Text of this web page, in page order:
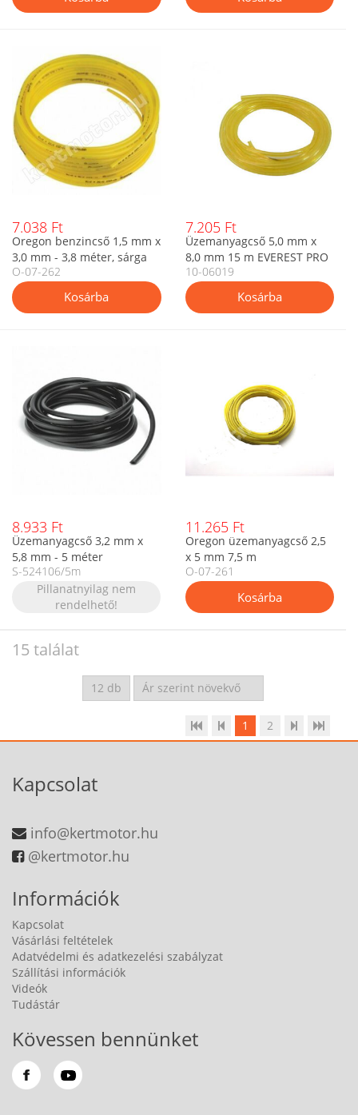
7.038 Ft
Oregon benzincső 1,5 mm x
3,0 mm - 3,8 méter, sárga
üzemanyagcső
O-07-262
7.205 Ft
Üzemanyagcső 5,0 mm x
8,0 mm 15 m EVEREST PRO
10-06019
8.933 Ft
Üzemanyagcső 3,2 mm x
5,8 mm - 5 méter
S-524106/5m
Pillanatnyilag nem
rendelhető!
11.265 Ft
Oregon üzemanyagcső 2,5
x 5 mm 7,5 m
O-07-261
15 találat
1 2
Kapcsolat
info@kertmotor.hu
@kertmotor.hu
Információk
Kapcsolat
Vásárlási feltételek
Adatvédelmi és adatkezelési szabályzat
Szállítási információk
Videók
Tudástár
Kövessen bennünket